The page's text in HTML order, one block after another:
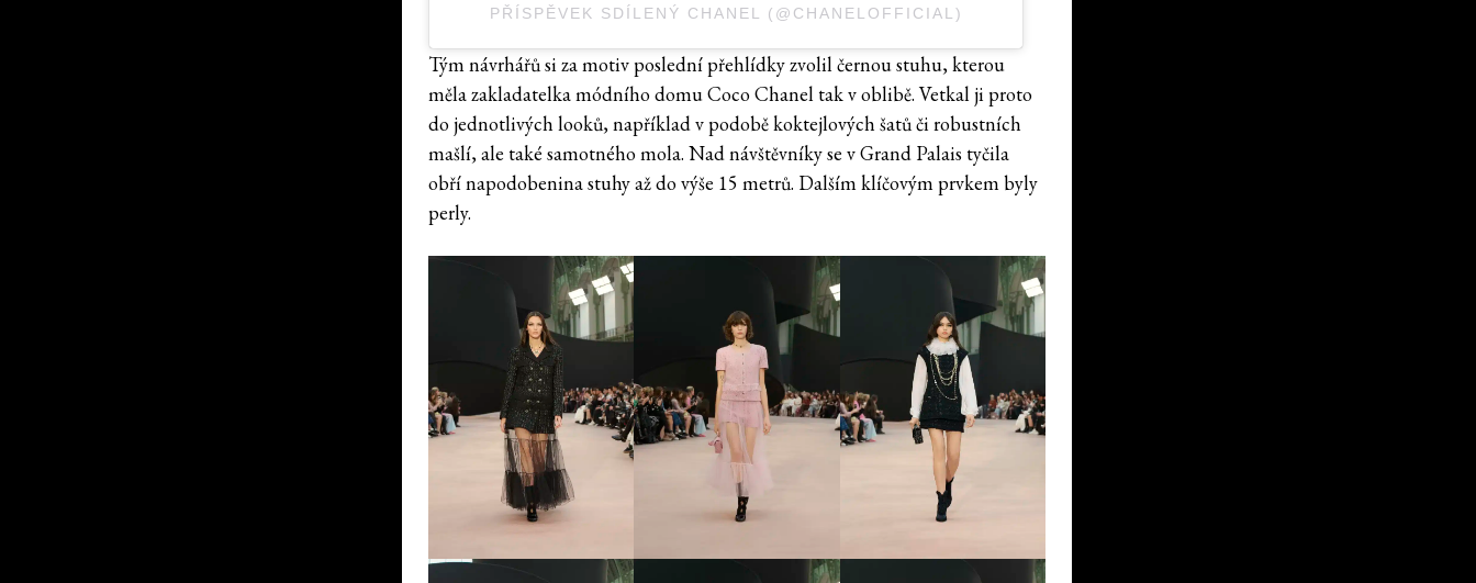
PŘÍSPĚVEK SDÍLENÝ CHANEL (@CHANELOFFICIAL)
Tým návrhářů si za motiv poslední přehlídky zvolil černou stuhu, kterou
měla zakladatelka módního domu Coco Chanel tak v oblibě. Vetkal ji proto
do jednotlivých looků, například v podobě koktejlových šatů či robustních
mašlí, ale také samotného mola. Nad návštěvníky se v Grand Palais tyčila
obří napodobenina stuhy až do výše 15 metrů. Dalším klíčovým prvkem byly
perly.